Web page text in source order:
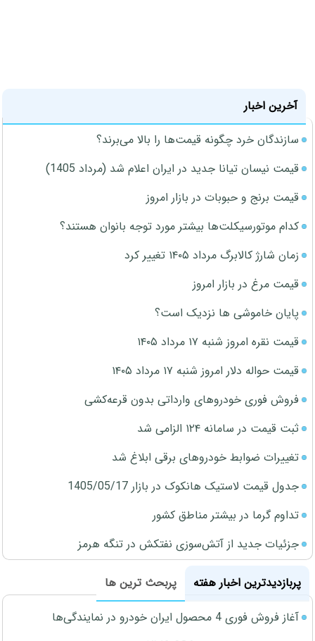
آخرین اخبار
سازندگان خرد چگونه قیمت‌ها را بالا می‌برند؟
قیمت نیسان تیانا جدید در ایران اعلام شد (مرداد 1405)
قیمت برنج و حبوبات در بازار امروز
کدام موتورسیکلت‌ها بیشتر مورد توجه بانوان هستند؟
زمان شارژ کالابرگ مرداد ۱۴۰۵ تغییر کرد
قیمت مرغ در بازار امروز
پایان خاموشی ها نزدیک است؟
قیمت نقره امروز شنبه ۱۷ مرداد ۱۴۰۵
قیمت حواله دلار امروز شنبه ۱۷ مرداد ۱۴۰۵
فروش فوری خودروهای وارداتی بدون قرعه‌کشی
ثبت قیمت در سامانه ۱۲۴ الزامی شد
تغییرات ضوابط خودروهای برقی ابلاغ شد
جدول قیمت لاستیک هانکوک در بازار 1405/05/17
تداوم گرما در بیشتر مناطق کشور
جزئیات جدید از آتش‌سوزی نفتکش در تنگه هرمز
پربازدیدترین اخبار هفته
پربحث ترین ها
آغاز فروش فوری 4 محصول ایران خودرو در نمایندگی‌ها